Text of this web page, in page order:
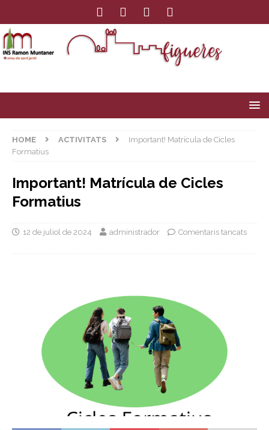
HOME ACTIVITATS
Important! Matrícula de Cicles
Formatius
Important! Matrícula de Cicles
Formatius
12 de juliol de 2024 administrador Comentaris tancats